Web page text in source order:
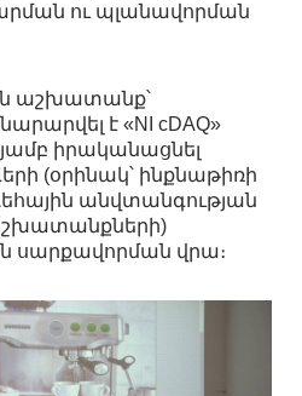
ու պլանավորման
աշխատանք՝
է «NI cDAQ»
իրականացնել
(օրինակ՝ ինքնաթիռի
անվտանգության
սարքավորման վրա։